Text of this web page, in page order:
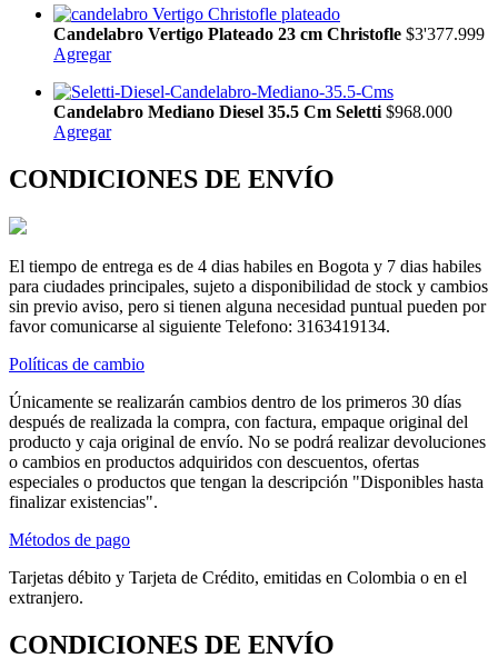
Candelabro Vertigo Plateado 23 cm Christofle $3'377.999
Agregar
Candelabro Mediano Diesel 35.5 Cm Seletti $968.000
Agregar
CONDICIONES DE ENVÍO
El tiempo de entrega es de 4 dias habiles en Bogota y 7 dias habiles
para ciudades principales, sujeto a disponibilidad de stock y cambios
sin previo aviso, pero si tienen alguna necesidad puntual pueden por
favor comunicarse al siguiente Telefono: 3163419134.
Políticas de cambio
Únicamente se realizarán cambios dentro de los primeros 30 días
después de realizada la compra, con factura, empaque original del
producto y caja original de envío. No se podrá realizar devoluciones
o cambios en productos adquiridos con descuentos, ofertas
especiales o productos que tengan la descripción "Disponibles hasta
finalizar existencias".
Métodos de pago
Tarjetas débito y Tarjeta de Crédito, emitidas en Colombia o en el
extranjero.
CONDICIONES DE ENVÍO